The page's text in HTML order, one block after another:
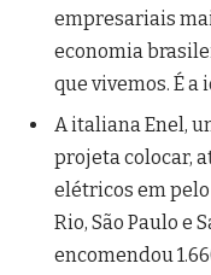
empresariais
economia
que vivemos. É a
A italiana Enel,
projeta colocar,
elétricos em
Rio, São Paulo e
encomendou